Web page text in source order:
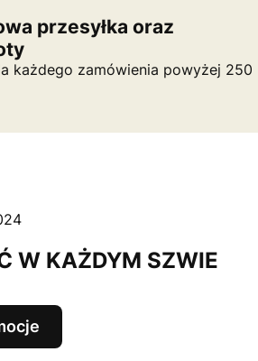
przesyłka oraz
każdego zamówienia powyżej 250
W KAŻDYM SZWIE